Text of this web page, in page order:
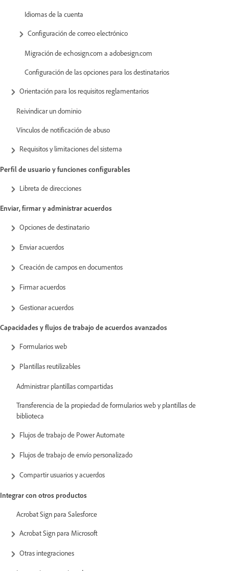
Idiomas de la cuenta
Configuración de correo electrónico
Migración de echosign.com a adobesign.com
Configuración de las opciones para los destinatarios
Orientación para los requisitos reglamentarios
Reivindicar un dominio
Vínculos de notificación de abuso
Requisitos y limitaciones del sistema
Perfil de usuario y funciones configurables
Libreta de direcciones
Enviar, firmar y administrar acuerdos
Opciones de destinatario
Enviar acuerdos
Creación de campos en documentos
Firmar acuerdos
Gestionar acuerdos
Capacidades y flujos de trabajo de acuerdos avanzados
Formularios web
Plantillas reutilizables
Administrar plantillas compartidas
Transferencia de la propiedad de formularios web y plantillas de
biblioteca
Flujos de trabajo de Power Automate
Flujos de trabajo de envío personalizado
Compartir usuarios y acuerdos
Integrar con otros productos
Acrobat Sign para Salesforce
Acrobat Sign para Microsoft
Otras integraciones